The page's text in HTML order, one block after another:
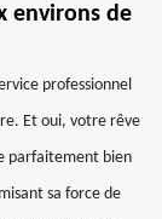
environs de
professionnel
Et oui, votre rêve
parfaitement bien
sa force de